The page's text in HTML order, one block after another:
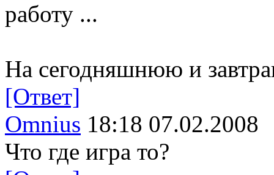
работу ...
На сегодняшнюю и
[Ответ]
Omnius 18:18 07.02.2008
Что где игра то?